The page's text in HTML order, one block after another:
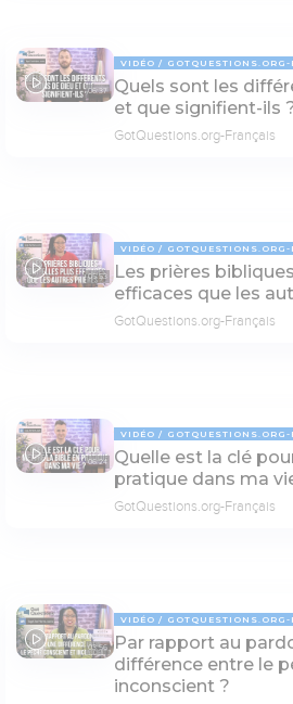
06:37
VIDÉO
Quels sont les
et que signifient-ils
GotQuestions.org-Français
05:53
VIDÉO
Les prières
efficaces que les
GotQuestions.org-Français
06:24
VIDÉO
Quelle est la clé
pratique dans ma
GotQuestions.org-Français
03:56
VIDÉO
Par rapport au
différence entre le
inconscient ?